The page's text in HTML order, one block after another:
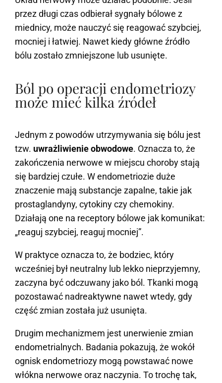
przez długi czas odbierał sygnały bólowe z
miednicy, może nauczyć się reagować szybciej,
mocniej i łatwiej. Nawet kiedy główne źródło
bólu zostało zmniejszone lub usunięte.
Ból po operacji endometriozy
może mieć kilka źródeł
Jednym z powodów utrzymywania się bólu jest
tzw. uwrażliwienie obwodowe. Oznacza to, że
zakończenia nerwowe w miejscu choroby stają
się bardziej czułe. W endometriozie duże
znaczenie mają substancje zapalne, takie jak
prostaglandyny, cytokiny czy chemokiny.
Działają one na receptory bólowe jak komunikat:
„reaguj szybciej, reaguj mocniej”.
W praktyce oznacza to, że bodziec, który
wcześniej był neutralny lub lekko nieprzyjemny,
zaczyna być odczuwany jako ból. Tkanki mogą
pozostawać nadreaktywne nawet wtedy, gdy
część zmian została już usunięta.
Drugim mechanizmem jest unerwienie zmian
endometrialnych. Badania pokazują, że wokół
ognisk endometriozy mogą powstawać nowe
włókna nerwowe oraz naczynia. To trochę tak,